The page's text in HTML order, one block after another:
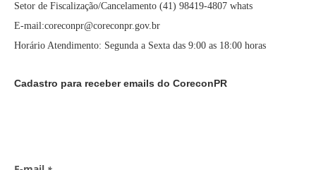
Setor de Fiscalização/Cancelamento (41) 98419-4807 whats
E-mail:coreconpr@coreconpr.gov.br
Horário Atendimento: Segunda a Sexta das 9:00 as 18:00 horas
Cadastro para receber emails do CoreconPR